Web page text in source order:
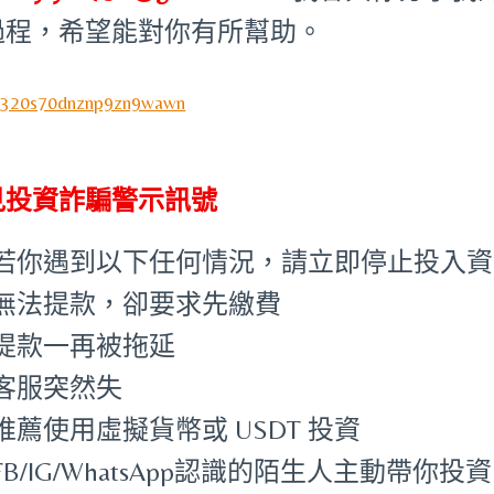
，希望能對你有所幫助。
資詐騙警示訊號
你遇到以下任何情況，請立即停止投入
法提款，卻要求先繳費
款一再被拖延
服突然失
薦使用虛擬貨幣或 USDT 投資
IG/WhatsApp認識的陌生人主動帶你投資